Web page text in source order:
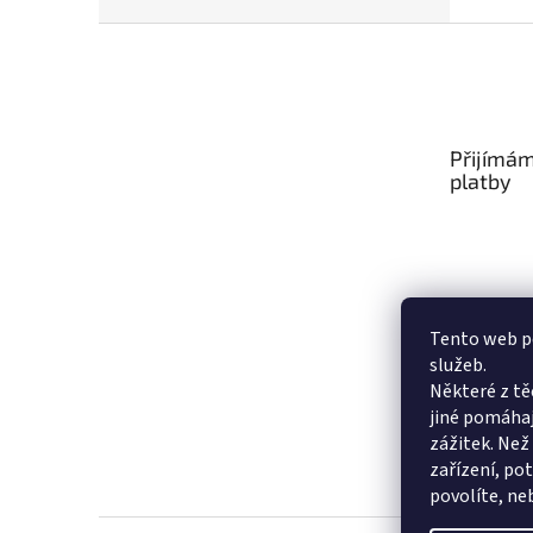
Tento web
služeb.
Některé z
jiné
zážitek.
zařízení,
povolíte,
platby